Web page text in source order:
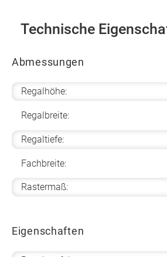
Technische
Abmessungen
Regalhöhe:
Regalbreite:
Regaltiefe:
Fachbreite:
Rastermaß:
Eigenschaften